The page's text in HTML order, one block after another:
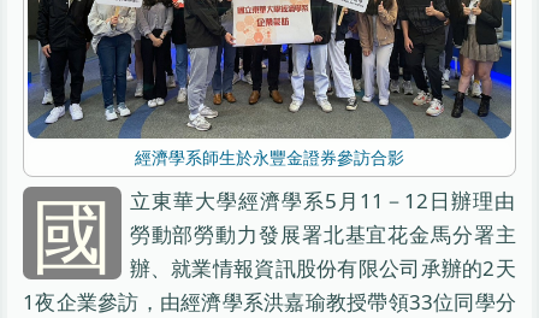
經濟學系師生於永豐金證券參訪合影
國
立東華大學經濟學系5月11－12日辦理由
勞動部勞動力發展署北基宜花金馬分署主
辦、就業情報資訊股份有限公司承辦的2天
1夜企業參訪，由經濟學系洪嘉瑜教授帶領33位同學分